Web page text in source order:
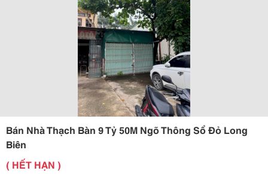
Bán Nhà Thạch Bàn 9 Tỷ 50M Ngõ Thông Sổ Đỏ Long
Biên
( HẾT HẠN )